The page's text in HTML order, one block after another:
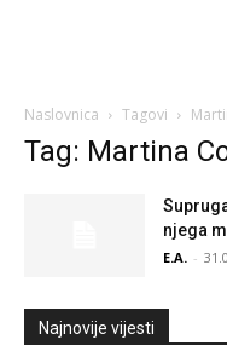
Naslovnica Tagovi
Tag: Martina
njega
E.A. -
Najnovije vijesti